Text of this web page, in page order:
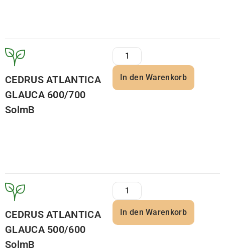
CEDRUS ATLANTICA
GLAUCA 600/700
SolmB
In den Warenkorb
CEDRUS ATLANTICA
GLAUCA 500/600
SolmB
In den Warenkorb